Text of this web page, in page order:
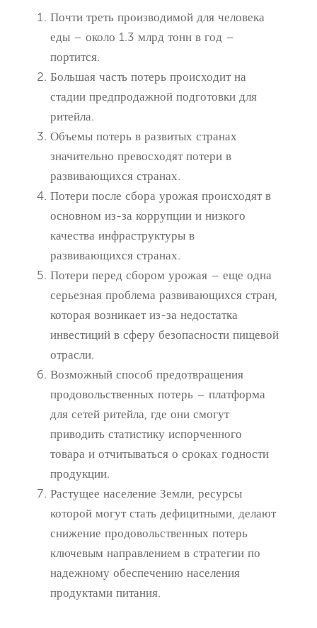
Почти треть производимой для человека
еды – около 1.3 млрд тонн в год –
портится.
Большая часть потерь происходит на
стадии предпродажной подготовки для
ритейла.
Объемы потерь в развитых странах
значительно превосходят потери в
развивающихся странах.
Потери после сбора урожая происходят в
основном из-за коррупции и низкого
качества инфраструктуры в
развивающихся странах.
Потери перед сбором урожая – еще одна
серьезная проблема развивающихся стран,
которая возникает из-за недостатка
инвестиций в сферу безопасности пищевой
отрасли.
Возможный способ предотвращения
продовольственных потерь – платформа
для сетей ритейла, где они смогут
приводить статистику испорченного
товара и отчитываться о сроках годности
продукции.
Растущее население Земли, ресурсы
которой могут стать дефицитными, делают
снижение продовольственных потерь
ключевым направлением в стратегии по
надежному обеспечению населения
продуктами питания.